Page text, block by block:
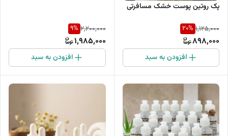
پک روتین پوست خشک مسافرتی
1,125,000
20%
898,000
افزودن به سبد
2,200,000
9%
1,985,000
افزودن به سبد